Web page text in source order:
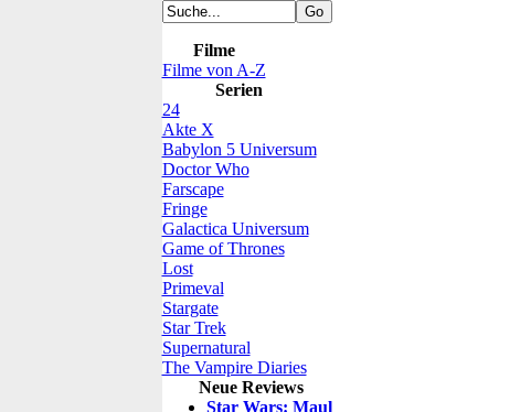
Filme
Filme von A-Z
Serien
24
Akte X
Babylon 5 Universum
Doctor Who
Farscape
Fringe
Galactica Universum
Game of Thrones
Lost
Primeval
Stargate
Star Trek
Supernatural
The Vampire Diaries
Neue Reviews
Star Wars: Maul